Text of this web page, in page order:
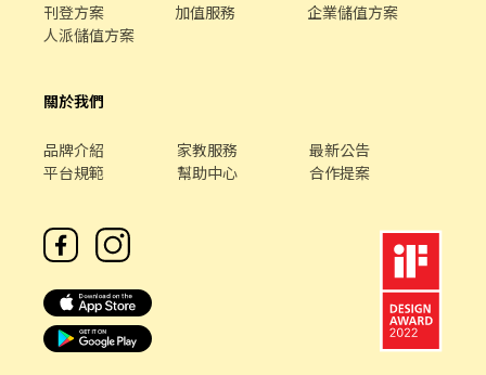
刊登方案 加值服務
企業儲值方案
人派儲值方案
關於我們
品牌介紹 家教服務
最新公告
平台規範
幫助中心 合作提案